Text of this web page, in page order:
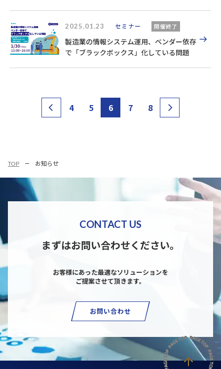
2025.01.23 セミナー 開催終了
製造業の情報システム運用、ベンダー依存
で「ブラックボックス」化している問題
4 5 6 7 8
TOP お知らせ
CONTACT US
まずはお問い合わせください。
お客様にあった最適なソリューションを
ご提案させて頂きます。
お問い合わせ